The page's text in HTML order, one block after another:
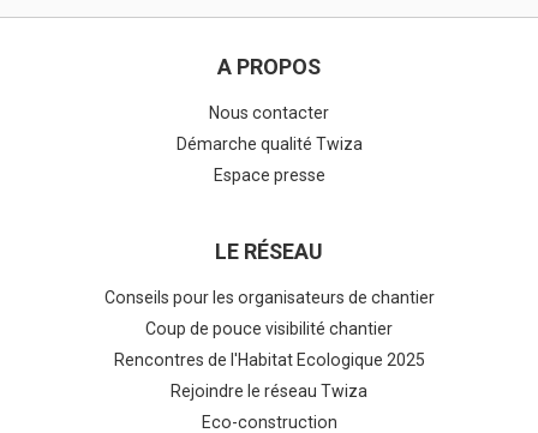
A PROPOS
Nous contacter
Démarche qualité Twiza
Espace presse
LE RÉSEAU
Conseils pour les organisateurs de chantier
Coup de pouce visibilité chantier
Rencontres de l'Habitat Ecologique 2025
Rejoindre le réseau Twiza
Eco-construction